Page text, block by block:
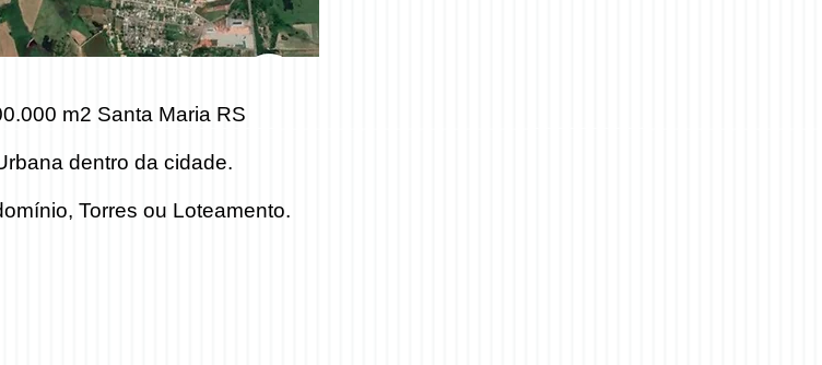
m2 Santa Maria RS
dentro da cidade.
Torres ou Loteamento.